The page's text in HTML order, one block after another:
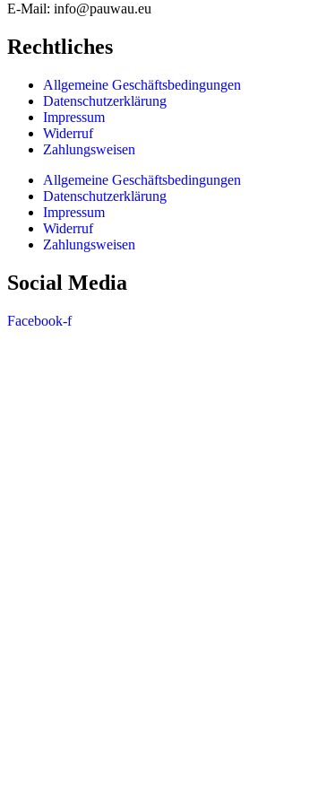
E-Mail: info@pauwau.eu
Rechtliches
Allgemeine Geschäftsbedingungen
Datenschutzerklärung
Impressum
Widerruf
Zahlungsweisen
Allgemeine Geschäftsbedingungen
Datenschutzerklärung
Impressum
Widerruf
Zahlungsweisen
Social Media
Facebook-f